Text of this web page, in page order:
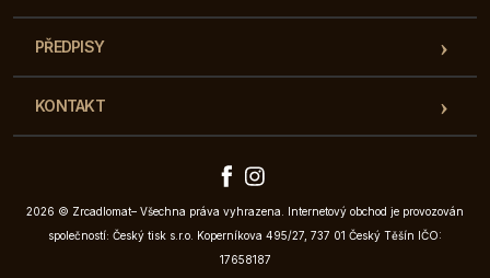
PŘEDPISY
KONTAKT
2026 © Zrcadlomat– Všechna práva vyhrazena. Internetový obchod je provozován
společností: Český tisk s.r.o. Koperníkova 495/27, 737 01 Český Těšín IČO:
17658187